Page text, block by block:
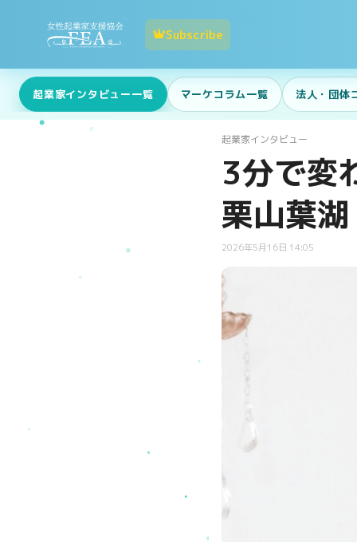
Subscribe
起業家インタビュー一覧 マーケコラム一覧 法人・団体
起業家インタビュー
3分で変
栗山葉湖
2026年5月16日 14:05